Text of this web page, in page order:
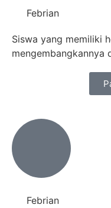
Febrian
Siswa yang memiliki
mengembangkannya
Febrian